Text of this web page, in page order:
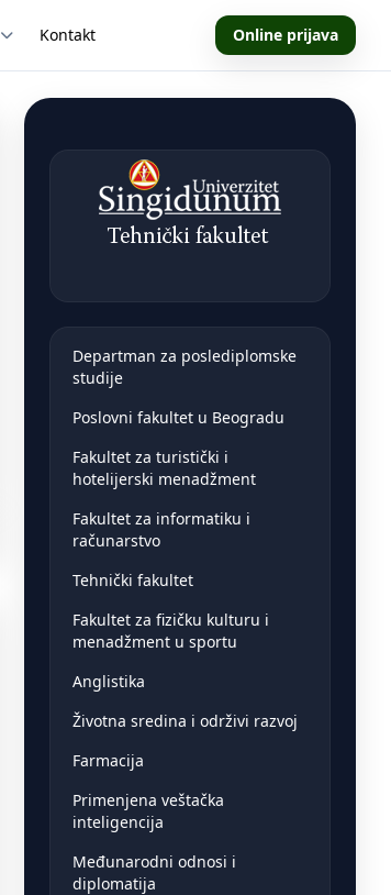
Kontakt Online prijava
Departman za poslediplomske
studije
Poslovni fakultet u Beogradu
Fakultet za turistički i
hotelijerski menadžment
Fakultet za informatiku i
računarstvo
Tehnički fakultet
Fakultet za fizičku kulturu i
menadžment u sportu
Anglistika
Životna sredina i održivi razvoj
Farmacija
Primenjena veštačka
inteligencija
Međunarodni odnosi i
diplomatija